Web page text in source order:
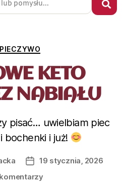
KETO
NABIAŁU
pisać… uwielbiam piec
bochenki i już!
19 stycznia, 2026